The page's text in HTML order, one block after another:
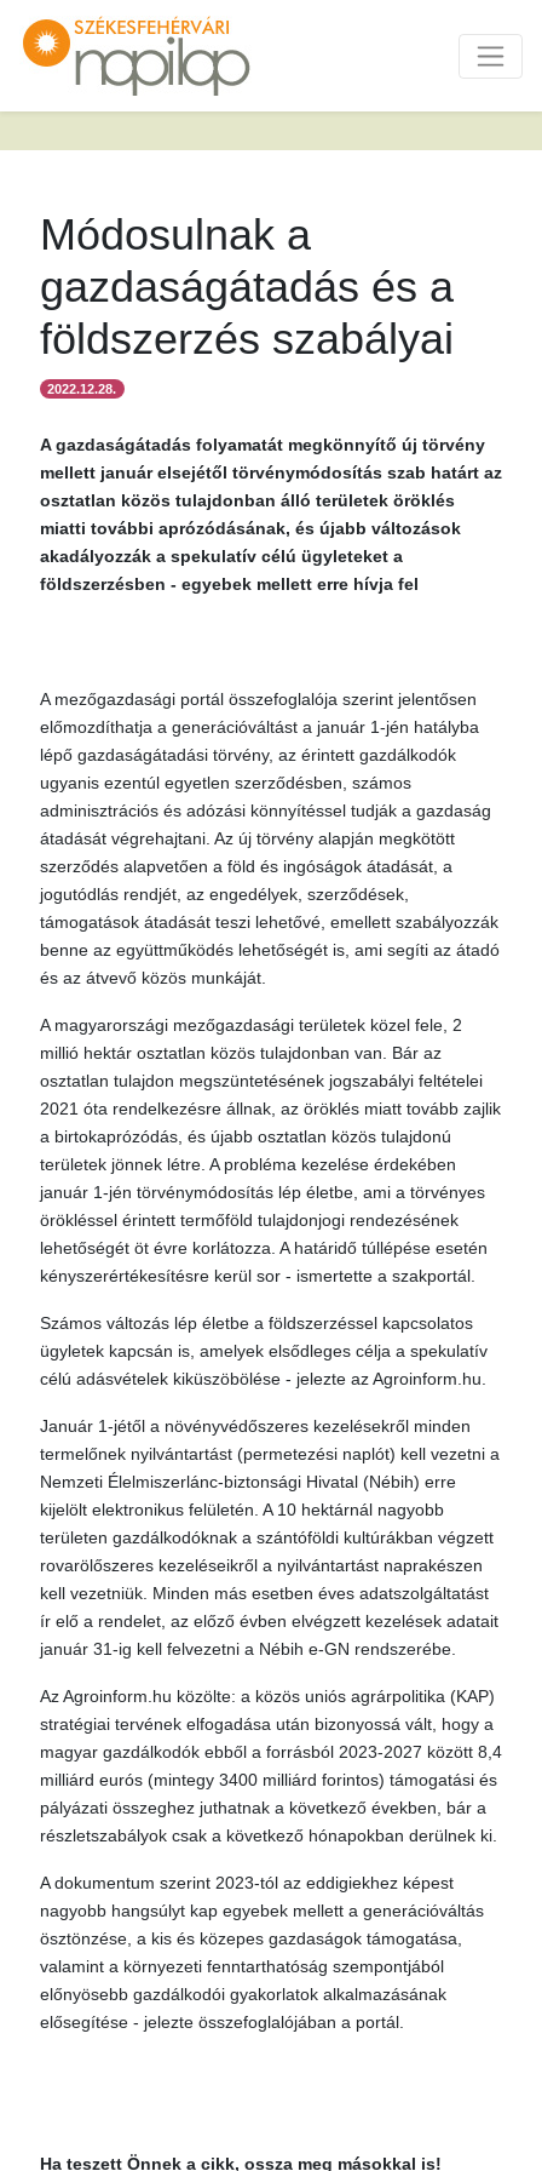
Módosulnak a
gazdaságátadás és a
földszerzés szabályai
2022.12.28.
A gazdaságátadás folyamatát megkönnyítő új törvény
mellett január elsejétől törvénymódosítás szab határt az
osztatlan közös tulajdonban álló területek öröklés
miatti további aprózódásának, és újabb változások
akadályozzák a spekulatív célú ügyleteket a
földszerzésben - egyebek mellett erre hívja fel
A mezőgazdasági portál összefoglalója szerint jelentősen
előmozdíthatja a generációváltást a január 1-jén hatályba
lépő gazdaságátadási törvény, az érintett gazdálkodók
ugyanis ezentúl egyetlen szerződésben, számos
adminisztrációs és adózási könnyítéssel tudják a gazdaság
átadását végrehajtani. Az új törvény alapján megkötött
szerződés alapvetően a föld és ingóságok átadását, a
jogutódlás rendjét, az engedélyek, szerződések,
támogatások átadását teszi lehetővé, emellett szabályozzák
benne az együttműködés lehetőségét is, ami segíti az átadó
és az átvevő közös munkáját.
A magyarországi mezőgazdasági területek közel fele, 2
millió hektár osztatlan közös tulajdonban van. Bár az
osztatlan tulajdon megszüntetésének jogszabályi feltételei
2021 óta rendelkezésre állnak, az öröklés miatt tovább zajlik
a birtokaprózódás, és újabb osztatlan közös tulajdonú
területek jönnek létre. A probléma kezelése érdekében
január 1-jén törvénymódosítás lép életbe, ami a törvényes
örökléssel érintett termőföld tulajdonjogi rendezésének
lehetőségét öt évre korlátozza. A határidő túllépése esetén
kényszerértékesítésre kerül sor - ismertette a szakportál.
Számos változás lép életbe a földszerzéssel kapcsolatos
ügyletek kapcsán is, amelyek elsődleges célja a spekulatív
célú adásvételek kiküszöbölése - jelezte az Agroinform.hu.
Január 1-jétől a növényvédőszeres kezelésekről minden
termelőnek nyilvántartást (permetezési naplót) kell vezetni a
Nemzeti Élelmiszerlánc-biztonsági Hivatal (Nébih) erre
kijelölt elektronikus felületén. A 10 hektárnál nagyobb
területen gazdálkodóknak a szántóföldi kultúrákban végzett
rovarölőszeres kezeléseikről a nyilvántartást naprakészen
kell vezetniük. Minden más esetben éves adatszolgáltatást
ír elő a rendelet, az előző évben elvégzett kezelések adatait
január 31-ig kell felvezetni a Nébih e-GN rendszerébe.
Az Agroinform.hu közölte: a közös uniós agrárpolitika (KAP)
stratégiai tervének elfogadása után bizonyossá vált, hogy a
magyar gazdálkodók ebből a forrásból 2023-2027 között 8,4
milliárd eurós (mintegy 3400 milliárd forintos) támogatási és
pályázati összeghez juthatnak a következő években, bár a
részletszabályok csak a következő hónapokban derülnek ki.
A dokumentum szerint 2023-tól az eddigiekhez képest
nagyobb hangsúlyt kap egyebek mellett a generációváltás
ösztönzése, a kis és közepes gazdaságok támogatása,
valamint a környezeti fenntarthatóság szempontjából
előnyösebb gazdálkodói gyakorlatok alkalmazásának
elősegítése - jelezte összefoglalójában a portál.
Ha teszett Önnek a cikk, ossza meg másokkal is!